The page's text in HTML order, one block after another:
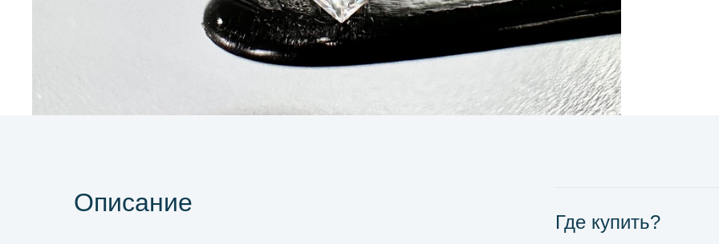
Описание
Где купить?